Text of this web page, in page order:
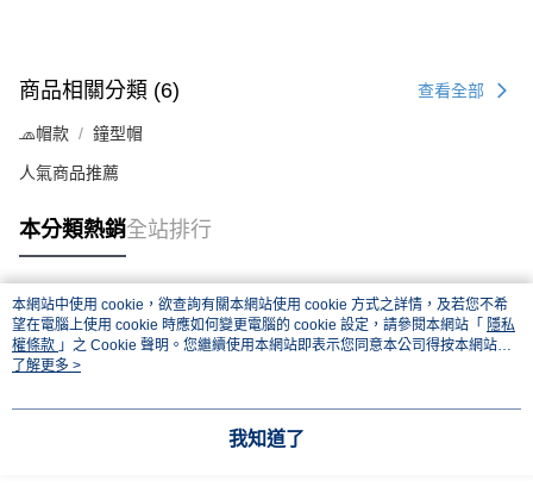
商品相關分類 (6) 查看全部
🧢帽款 鐘型帽
人氣商品推薦
本分類熱銷全站排行
熱門標籤
本網站中使用 cookie，欲查詢有關本網站使用 cookie 方式之詳情，及若您不希
望在電腦上使用 cookie 時應如何變更電腦的 cookie 設定，請參閱本網站「 隱私
權條款 」之 Cookie 聲明。您繼續使用本網站即表示您同意本公司得按本網站使
用條款之 Cookie 聲明使用 cookie。
了解更多 >
我知道了